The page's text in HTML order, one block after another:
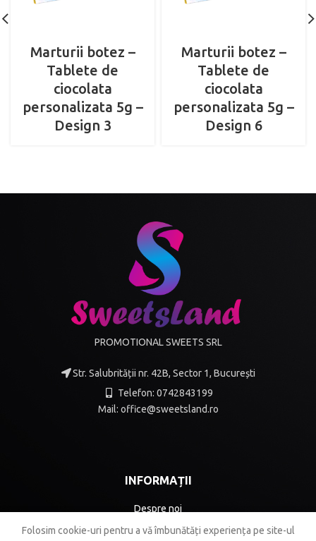
Marturii botez –
Tablete de
ciocolata
personalizata 5g –
Design 3
Marturii botez –
Tablete de
ciocolata
personalizata 5g –
Design 6
PROMOTIONAL SWEETS SRL
Str. Salubrității nr. 42B, Sector 1, București
Telefon: 0742843199
Mail: office@sweetsland.ro
INFORMAȚII
Despre noi
Termeni și condiții
Folosim cookie-uri pentru a vă îmbunătăți experiența pe site-ul